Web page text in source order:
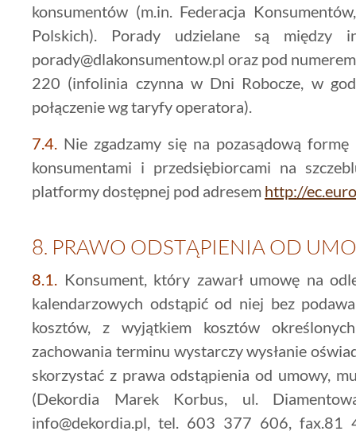
konsumentów (m.in. Federacja
Polskich). Porady udzielane są między
porady@dlakonsumentow.pl oraz pod
220 (infolinia czynna w Dni Robocze, w
połączenie wg taryfy operatora).
7.4. Nie zgadzamy się na pozasądową
konsumentami i przedsiębiorcami na
platformy dostępnej pod adresem http://
8. PRAWO ODSTĄPIENIA OD
8.1.
Konsument, który zawarł umowę na
kalendarzowych odstąpić od niej bez
kosztów, z wyjątkiem kosztów
zachowania terminu wystarczy wysłanie
skorzystać z prawa odstąpienia od umowy,
(Dekordia Marek Korbus, ul.
info@dekordia.pl, tel. 603 377 606,